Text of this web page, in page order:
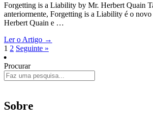
Forgetting is a Liability by Mr. Herbert Quain
anteriormente, Forgetting is a Liability é o
Herbert Quain e …
Ler o Artigo →
1 2 Seguinte »
Procurar
Sobre